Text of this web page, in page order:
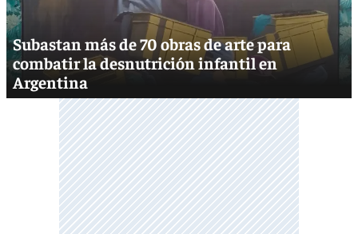
Subastan más de 70 obras de arte para
combatir la desnutrición infantil en
Argentina